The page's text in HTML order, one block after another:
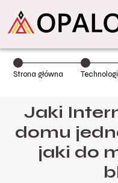
Strona główna
Jaki
domu
jaki do